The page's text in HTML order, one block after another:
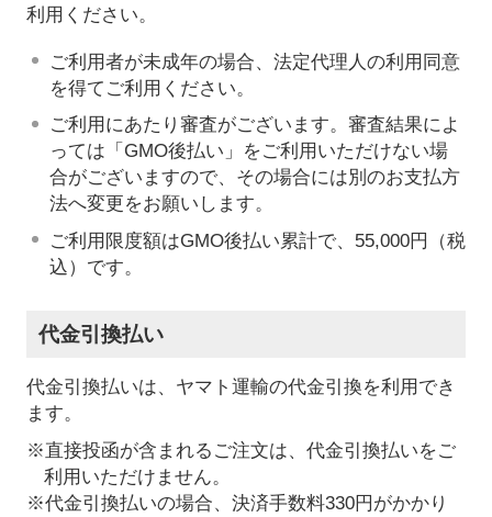
利用ください。
ご利用者が未成年の場合、法定代理人の利用同意
を得てご利用ください。
ご利用にあたり審査がございます。審査結果によ
っては「GMO後払い」をご利用いただけない場
合がございますので、その場合には別のお支払方
法へ変更をお願いします。
ご利用限度額はGMO後払い累計で、55,000円（税
込）です。
代金引換払い
代金引換払いは、ヤマト運輸の代金引換を利用でき
ます。
※直接投函が含まれるご注文は、代金引換払いをご
利用いただけません。
※代金引換払いの場合、決済手数料330円がかかり